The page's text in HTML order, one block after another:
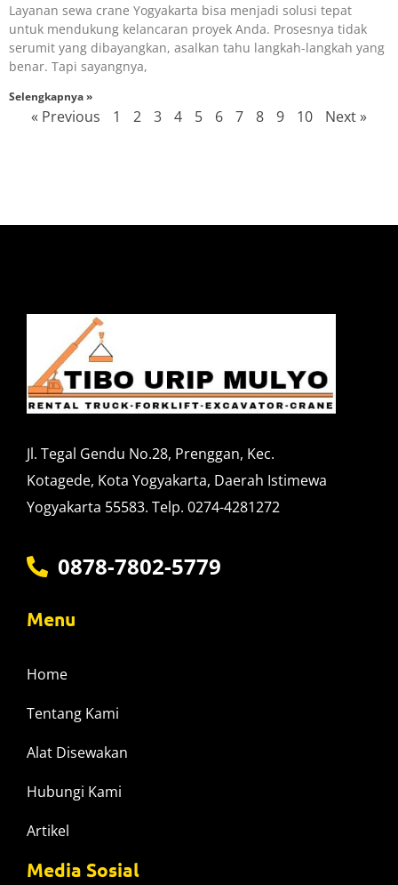
Layanan sewa crane Yogyakarta bisa menjadi solusi tepat
untuk mendukung kelancaran proyek Anda. Prosesnya tidak
serumit yang dibayangkan, asalkan tahu langkah-langkah yang
benar. Tapi sayangnya,
Selengkapnya »
« Previous 1 2 3 4 5 6 7 8 9 10 Next »
Jl. Tegal Gendu No.28, Prenggan, Kec.
Kotagede, Kota Yogyakarta, Daerah Istimewa
Yogyakarta 55583. Telp. 0274-4281272
0878-7802-5779
Menu
Home
Tentang Kami
Alat Disewakan
Hubungi Kami
Artikel
Media Sosial